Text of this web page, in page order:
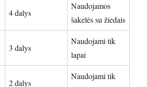
4 dalys
Naudojamos
šakelės su žiedais
3 dalys
Naudojami tik
lapai
2 dalys
Naudojami tik